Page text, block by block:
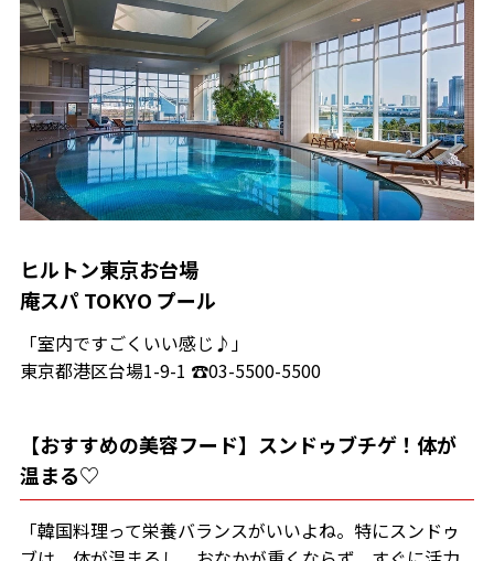
ヒルトン東京お台場
庵スパ TOKYO プール
「室内ですごくいい感じ♪」
東京都港区台場1-9-1 ☎03-5500-5500
【おすすめの美容フード】スンドゥブチゲ！体が
温まる♡
「韓国料理って栄養バランスがいいよね。特にスンドゥ